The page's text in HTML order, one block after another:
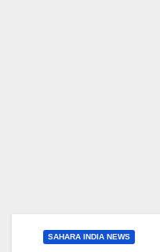
SAHARA INDIA NEWS